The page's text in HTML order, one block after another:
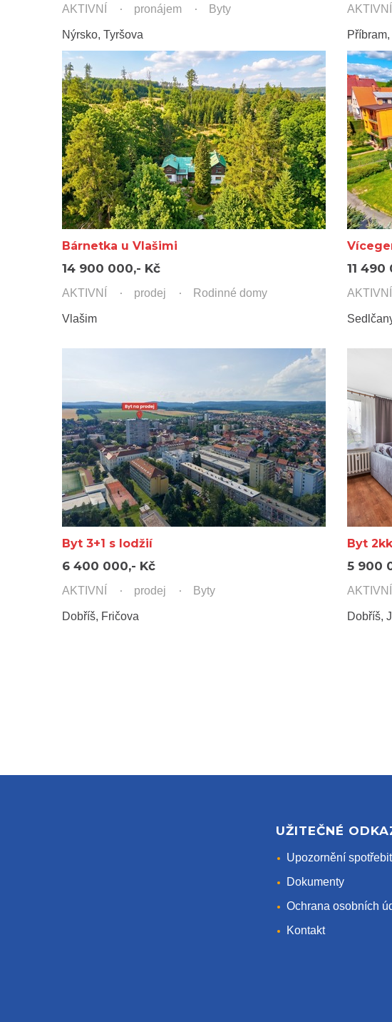
AKTIVNÍ pronájem Byty
Nýrsko, Tyršova
AKTIVNÍ
Bárnetka u Vlašimi
14 900 000,- Kč
AKTIVNÍ prodej Rodinné domy
Vlašim
11 490
AKTIVNÍ
Byt 3+1 s lodžií
6 400 000,- Kč
AKTIVNÍ prodej Byty
Dobříš, Fričova
Byt
5 900
AKTIVNÍ
Dobříš,
UŽITEČNÉ
Upozornění
Dokumenty
Ochrana osobních
Kontakt